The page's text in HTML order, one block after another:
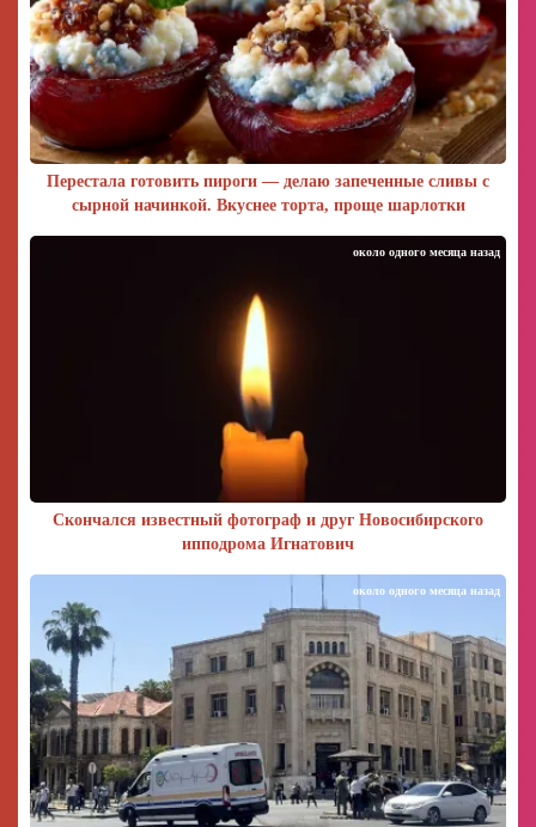
Перестала готовить пироги — делаю запеченные сливы с
сырной начинкой. Вкуснее торта, проще шарлотки
Скончался известный фотограф и друг Новосибирского
ипподрома Игнатович
около одного месяца назад
около одного месяца назад